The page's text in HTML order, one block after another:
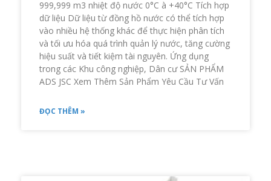
999,999 m3 nhiệt độ nước 0°C à +40°C Tích hợp
dữ liệu Dữ liệu từ đồng hồ nước có thể tích hợp
vào nhiều hệ thống khác để thực hiện phân tích
và tối ưu hóa quá trình quản lý nước, tăng cường
hiệu suất và tiết kiệm tài nguyên. Ứng dụng
trong các Khu công nghiệp, Dân cư SẢN PHẨM
ADS JSC Xem Thêm Sản Phẩm Yêu Cầu Tư Vấn
ĐỌC THÊM »